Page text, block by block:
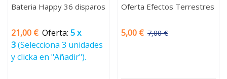
Bateria Happy 36 disparos
21,00 € Oferta: 5 x
3(Selecciona 3 unidades
y clicka en "Añadir").
Oferta Efectos Terrestres
5,00 € 7,00 €